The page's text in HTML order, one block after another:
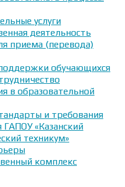
услуги
деятельность
приема (перевода)
обучающихся
в образовательной
и требования
ГАПОУ «Казанский
техникум»
комплекс